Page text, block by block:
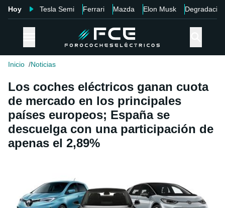
Hoy Tesla Semi Ferrari Mazda Elon Musk Degradación
Inicio Noticias
Los coches eléctricos ganan cuota
de mercado en los principales
países europeos; España se
descuelga con una participación de
apenas el 2,89%